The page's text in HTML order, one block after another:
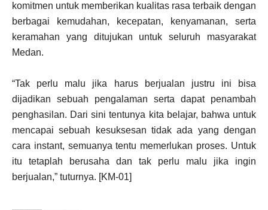
komitmen untuk memberikan kualitas rasa terbaik dengan
berbagai kemudahan, kecepatan, kenyamanan, serta
keramahan yang ditujukan untuk seluruh masyarakat
Medan.
“Tak perlu malu jika harus berjualan justru ini bisa
dijadikan sebuah pengalaman serta dapat penambah
penghasilan. Dari sini tentunya kita belajar, bahwa untuk
mencapai sebuah kesuksesan tidak ada yang dengan
cara instant, semuanya tentu memerlukan proses. Untuk
itu tetaplah berusaha dan tak perlu malu jika ingin
berjualan,” tuturnya. [KM-01]